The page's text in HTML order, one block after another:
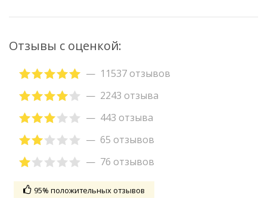
Отзывы с оценкой:
11537 отзывов
2243 отзыва
443 отзыва
65 отзывов
76 отзывов
95% положительных отзывов